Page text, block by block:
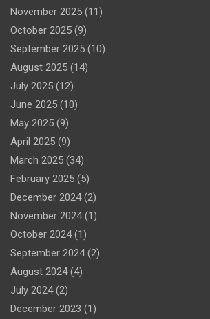
November 2025 (11)
October 2025 (9)
September 2025 (10)
August 2025 (14)
July 2025 (12)
June 2025 (10)
May 2025 (9)
April 2025 (9)
March 2025 (34)
February 2025 (5)
December 2024(2)
November 2024(1)
October 2024(1)
September 2024(2)
August 2024(4)
July 2024(2)
December 2023 (1)